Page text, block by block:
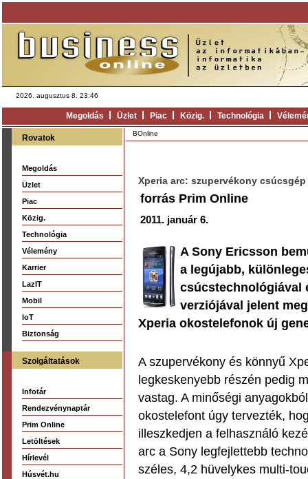
2026. augusztus 8. 23:46
Megoldás Üzlet Piac Közig. Technológia
Rovatok
Megoldás
Üzlet
Piac
Közig.
Technológia
Vélemény
Karrier
LazIT
Mobil
IoT
Biztonság
Szolgáltatások
Infotár
Rendezvénynaptár
Prim Online
Letöltések
Hírlevél
Húsvét.hu
BOnline
Xperia arc: szupervékony
forrás Prim Online
2011. január 6.
A Sony Ericsson
a legújabb,
csúcstechnológiával
verziójával jelent
Xperia okostelefonok új
A szupervékony és könnyű
legkeskenyebb részén pedig
vastag. A minőségi
okostelefont úgy tervezték,
illeszkedjen a felhasználó
arc a Sony legfejlettebb
széles, 4,2 hüvelykes multi-